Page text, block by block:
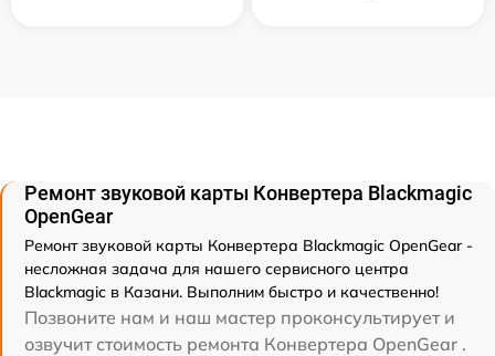
Ремонт звуковой карты Конвертера Blackmagic
OpenGear
Ремонт звуковой карты Конвертера Blackmagic OpenGear -
несложная задача для нашего сервисного центра
Blackmagic в Казани. Выполним быстро и качественно!
Позвоните нам и наш мастер проконсультирует и
озвучит стоимость ремонта Конвертера OpenGear .